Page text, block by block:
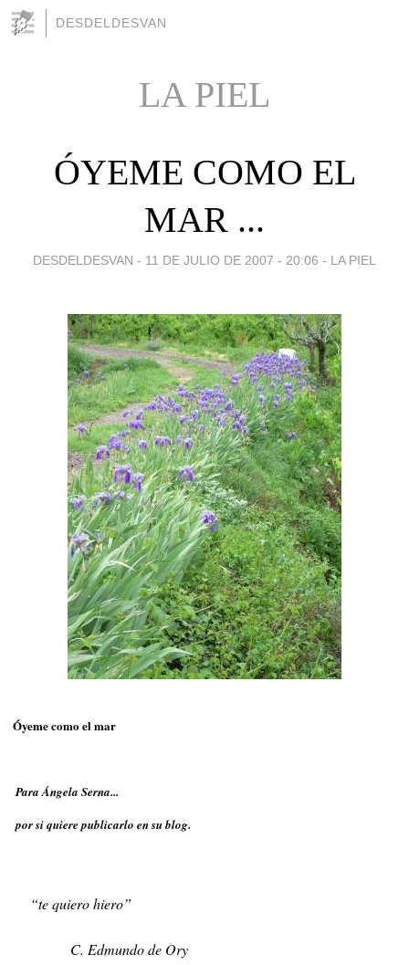
DESDELDESVAN
LA PIEL
ÓYEME COMO EL
MAR ...
DESDELDESVAN - 11 DE JULIO DE 2007 - 20:06 - LA PIEL
Óyeme como el mar
Para Ángela Serna...
por si quiere publicarlo en su blog.
“te quiero hiero”
C. Edmundo de Ory